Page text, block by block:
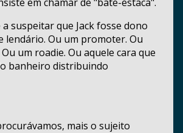
suspeitar que Jack fosse dono
lendário. Ou um promoter. Ou
um roadie. Ou aquele cara que
banheiro distribuindo
mais o sujeito